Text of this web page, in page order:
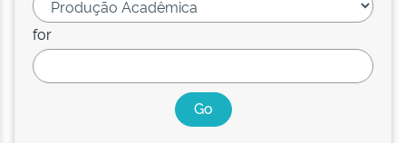
for